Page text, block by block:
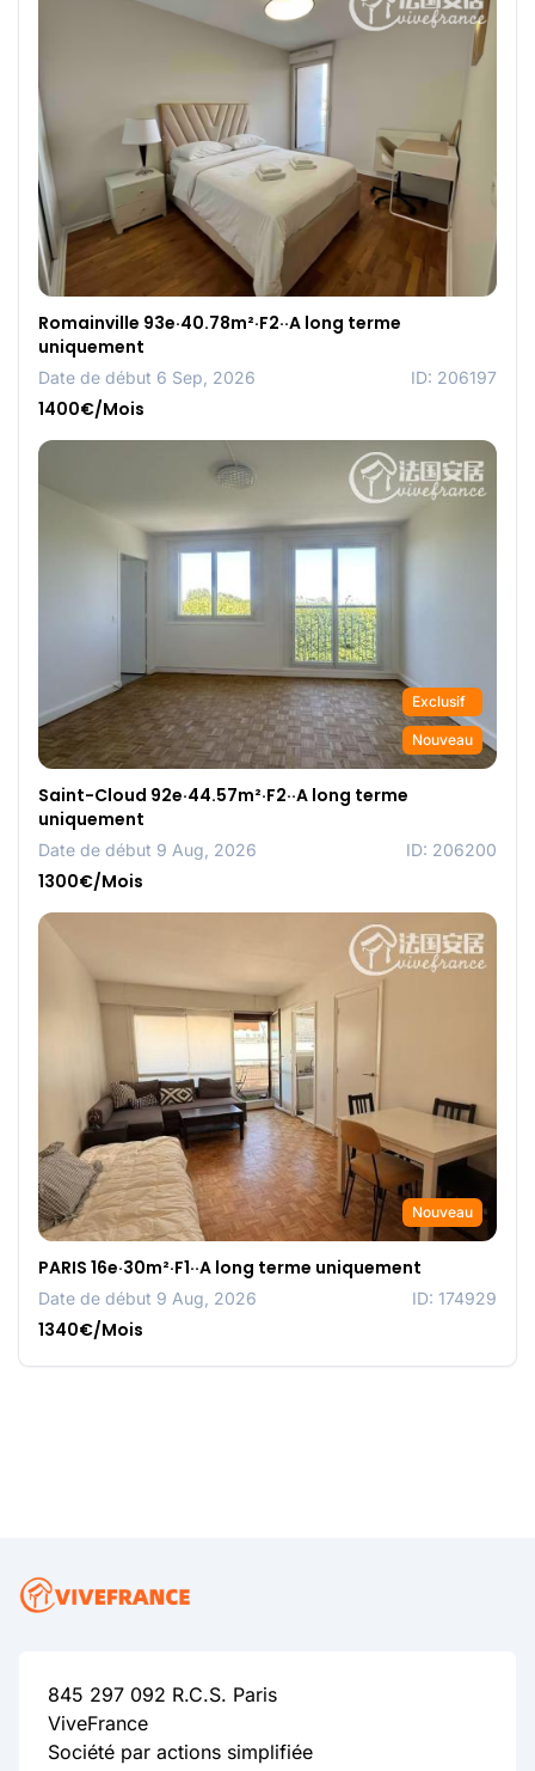
Romainville 93e·40.78m²·F2··A long terme
uniquement
Date de début 6 Sep, 2026 ID: 206197
1400€/Mois
Exclusif
Nouveau
Saint-Cloud 92e·44.57m²·F2··A long terme
uniquement
Date de début 9 Aug, 2026 ID: 206200
1300€/Mois
Nouveau
PARIS 16e·30m²·F1··A long terme uniquement
Date de début 9 Aug, 2026 ID: 174929
1340€/Mois
845 297 092 R.C.S. Paris
ViveFrance
Société par actions simplifiée